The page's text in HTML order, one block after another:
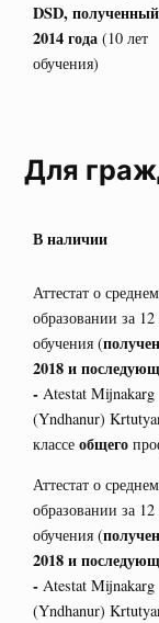
DSD,
2014 года(10 лет
обучения)
Для
В наличии
Аттестат о
образовании за 12
обучения (
2018 и
- Atestat Mijnakarg
(Yndhanur)
классе общего
Аттестат о
образовании за 12
обучения (
2018 и
- Atestat Mijnakarg
(Yndhanur)